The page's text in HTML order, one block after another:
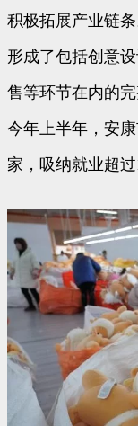
积极拓展产业链
形成了包括创意
售等环节在内的
今年上半年，安
家，吸纳就业超过